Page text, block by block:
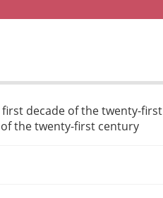
decade of the twenty-first
the twenty-first century